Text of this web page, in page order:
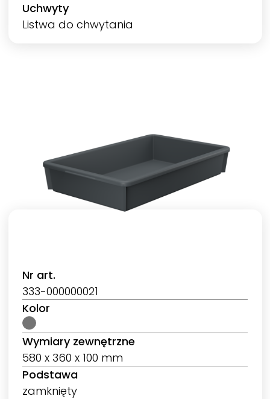
Uchwyty
Listwa do chwytania
Nr art.
333-000000021
Kolor
Wymiary zewnętrzne
580 x 360 x 100 mm
Podstawa
zamknięty